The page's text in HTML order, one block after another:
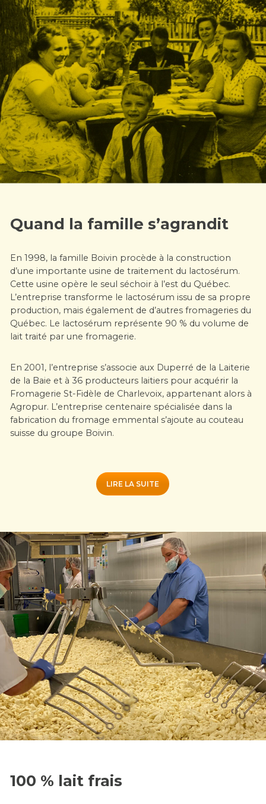
Quand la famille s’agrandit
En 1998, la famille Boivin procède à la construction
d’une importante usine de traitement du lactosérum.
Cette usine opère le seul séchoir à l’est du Québec.
L’entreprise transforme le lactosérum issu de sa propre
production, mais également de d’autres fromageries du
Québec. Le lactosérum représente 90 % du volume de
lait traité par une fromagerie.
En 2001, l’entreprise s’associe aux Duperré de la Laiterie
de la Baie et à 36 producteurs laitiers pour acquérir la
Fromagerie St-Fidèle de Charlevoix, appartenant alors à
Agropur. L’entreprise centenaire spécialisée dans la
fabrication du fromage emmental s’ajoute au couteau
suisse du groupe Boivin.
LIRE LA SUITE
100 % lait frais